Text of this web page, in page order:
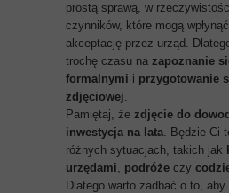
prostą sprawą, w
czynników, które mogą
akceptację przez urząd.
trochę czasu na zapoznanie
formalnymi i przygotowanie
zdjęciowej.
Pamiętaj, że zdjęcie do
inwestycja na lata. Będzie Ci
różnych sytuacjach, takich jak
urzędami, podróże czy
Dlatego warto zadbać o to, aby